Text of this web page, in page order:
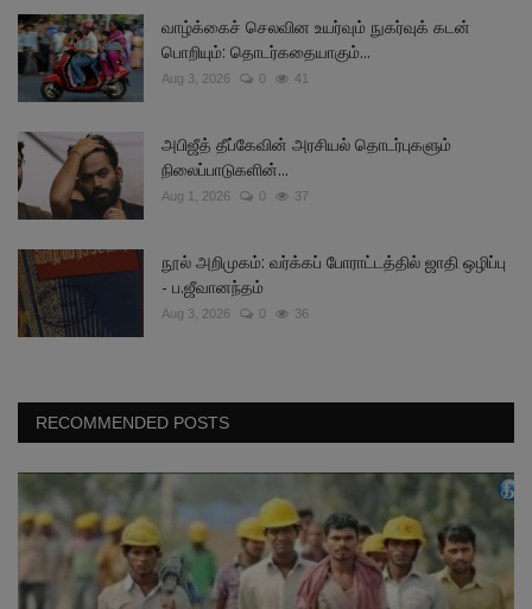
வாழ்க்கைச் செலவின உயர்வும் நுகர்வுக் கடன்
பொறியும்: தொடர்கதையாகும்...
Aug 3, 2026 0 41
அபிஜீத் தீப்கேவின் அரசியல் தொடர்புகளும்
நிலைப்பாடுகளின்...
Aug 1, 2026 0 37
நூல் அறிமுகம்: வர்க்கப் போராட்டத்தில் ஜாதி ஒழிப்பு
- ப.ஜீவானந்தம்
Aug 3, 2026 0 36
RECOMMENDED POSTS